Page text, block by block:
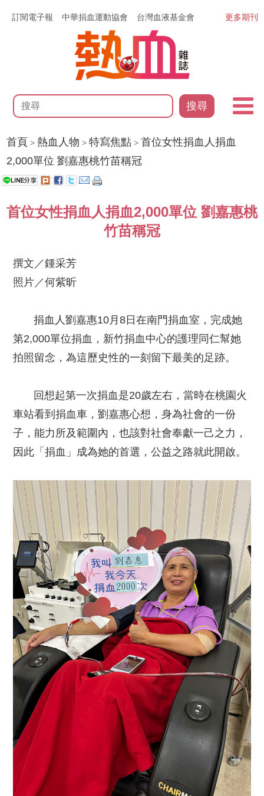
訂閱電子報 中華捐血運動協會 台灣血液基金會
搜尋
更多期刊
首頁 >熱血人物 >特寫焦點 >首位女性捐血人捐血
2,000單位 劉嘉惠桃竹苗稱冠
首位女性捐血人捐血2,000單位 劉嘉惠桃
竹苗稱冠
撰文／鍾采芳
照片／何紫昕
捐血人劉嘉惠10月8日在南門捐血室，完成她
第2,000單位捐血，新竹捐血中心的護理同仁幫她
拍照留念，為這歷史性的一刻留下最美的足跡。
回想起第一次捐血是20歲左右，當時在桃園火
車站看到捐血車，劉嘉惠心想，身為社會的一份
子，能力所及範圍內，也該對社會奉獻一己之力，
因此「捐血」成為她的首選，公益之路就此開啟。